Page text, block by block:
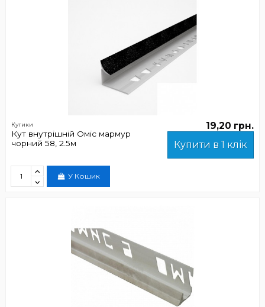
Кутики
Кут внутрішній Оміс мармур
чорний 58, 2.5м
19,20 грн.
Купити в 1 клік
У Кошик